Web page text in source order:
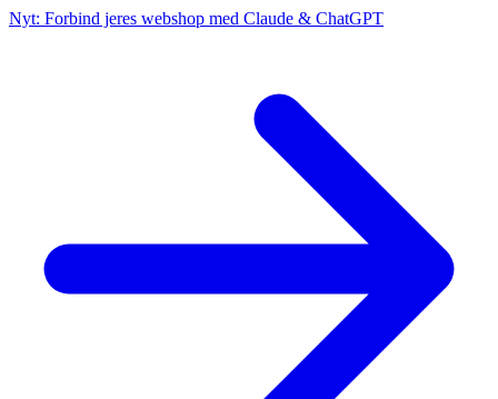
Nyt: Forbind jeres webshop med Claude & ChatGPT